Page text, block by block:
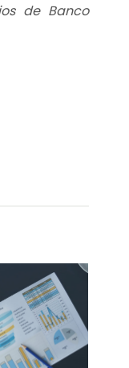
de Banco